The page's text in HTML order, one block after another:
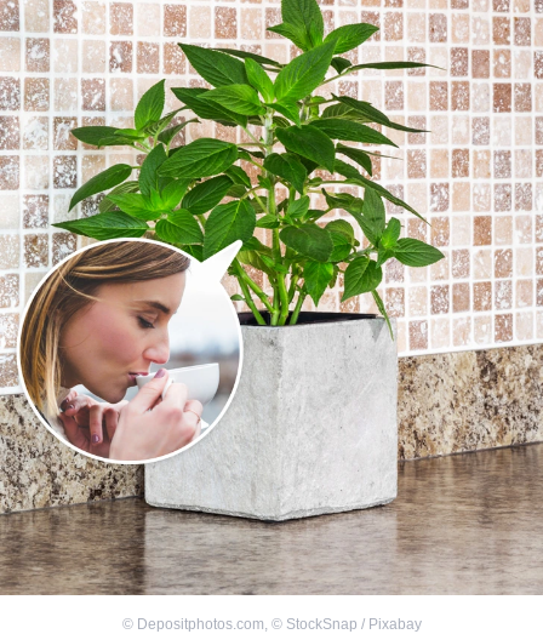
© Depositphotos.com, © StockSnap / Pixabay